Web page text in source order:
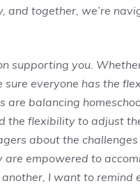
together, we’re
supporting you.
everyone has the
balancing
flexibility to adjust
about the
empowered to
I want to remind